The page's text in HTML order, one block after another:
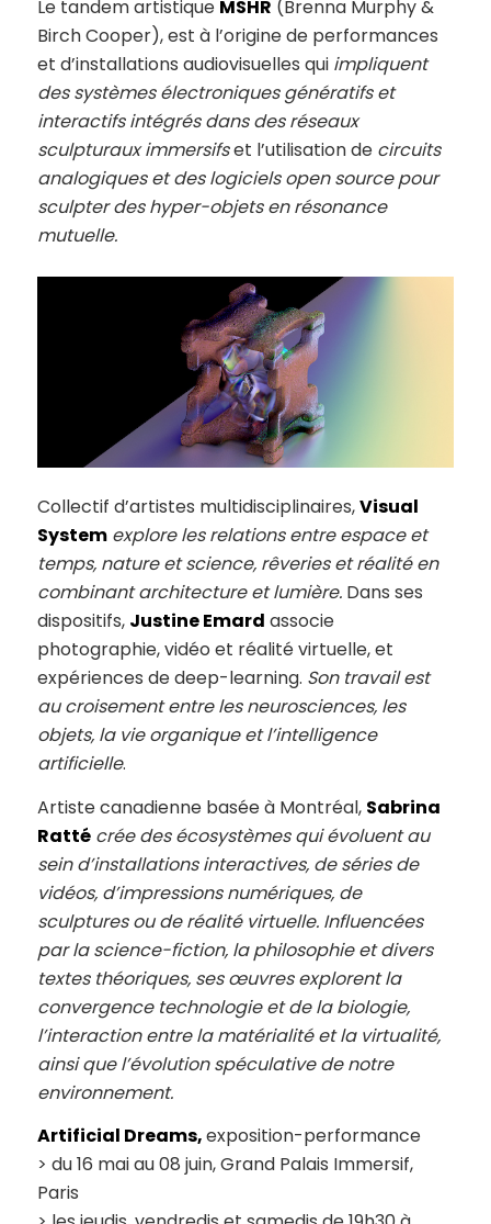
Le tandem artistique MSHR (Brenna Murphy &
Birch Cooper), est à l’origine de performances
et d’installations audiovisuelles qui impliquent
des systèmes électroniques génératifs et
interactifs intégrés dans des réseaux
sculpturaux immersifset l’utilisation de circuits
analogiques et des logiciels open source pour
sculpter des hyper-objets en résonance
mutuelle.
Collectif d’artistes multidisciplinaires,Visual
System explore les relations entre espace et
temps, nature et science, rêveries et réalité en
combinant architecture et lumière. Dans ses
dispositifs, Justine Emard associe
photographie, vidéo et réalité virtuelle, et
expériences de deep-learning. Son travail est
au croisement entre les neurosciences, les
objets, la vie organique et l’intelligence
artificielle.
Artiste canadienne basée à Montréal, Sabrina
Ratté crée des écosystèmes qui évoluent au
sein d’installations interactives, de séries de
vidéos, d’impressions numériques, de
sculptures ou de réalité virtuelle. Influencées
par la science-fiction, la philosophie et divers
textes théoriques, ses œuvres explorent la
convergence technologie et de la biologie,
l’interaction entre la matérialité et la virtualité,
ainsi que l’évolution spéculative de notre
environnement.
Artificial Dreams,exposition-performance
> du 16 mai au 08 juin, Grand Palais Immersif,
Paris